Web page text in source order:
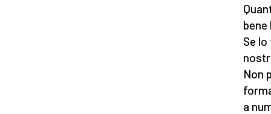
bene
Se
Non
a